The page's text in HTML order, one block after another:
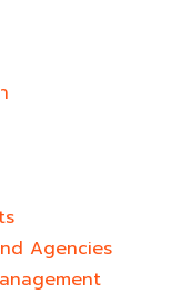
Agencies